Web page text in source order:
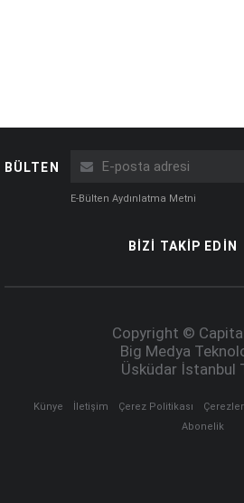
BÜLTEN
E-Bülten Aydınlatma Metni
BİZİ TAKİP EDİN
Copyright ©
Big Medya
Üsküdar İstanbul
Künye İletişim Çerez Politikası
Abonelik